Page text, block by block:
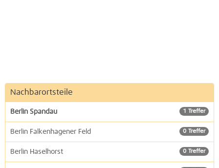
Nachbarortsteile
1 Treffer
Berlin Spandau
0 Treffer
Berlin Falkenhagener Feld
0 Treffer
Berlin Haselhorst